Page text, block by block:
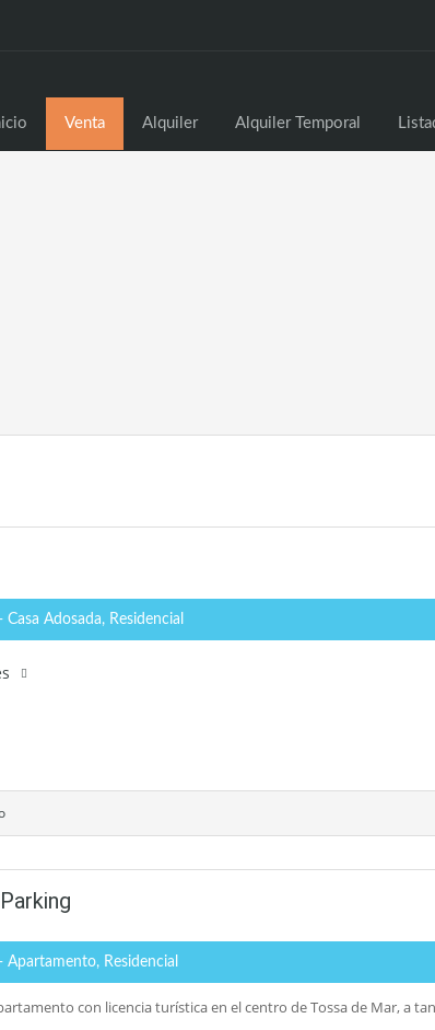
Venta Alquiler Alquiler Temporal
- Casa Adosada, Residencial
- Apartamento, Residencial
con licencia turística en el centro de Tossa de Mar, a